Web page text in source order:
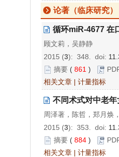
论著（临床研究）
循环miR-4677 在
顾文莉，吴静静
2015 (3): 348. doi:
摘要 ( 861 )
相关文章 | 计量指标
不同术式对中老
周泽著，陈哲，郑月焕
2015 (3): 353. doi:
摘要 ( 884 )
相关文章 | 计量指标